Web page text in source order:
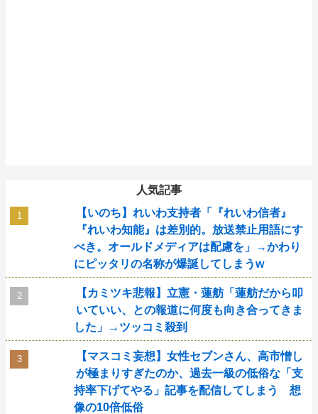
人気記事
【いのち】れいわ支持者「『れいわ信者』
『れいわ知能』は差別的。放送禁止用語にす
べき。オールドメディアは配慮を」→かわり
にピッタリの名称が爆誕してしまうw
【カミツキ悲報】立憲・蓮舫「蓮舫だから叩
いていい、との報道に何度も向き合ってきま
した」→ツッコミ殺到
【マスコミ妄想】女性セブンさん、高市憎し
が極まりすぎたのか、過去一級の低俗な「支
持率下げてやる」記事を配信してしまう 想
像の10倍低俗